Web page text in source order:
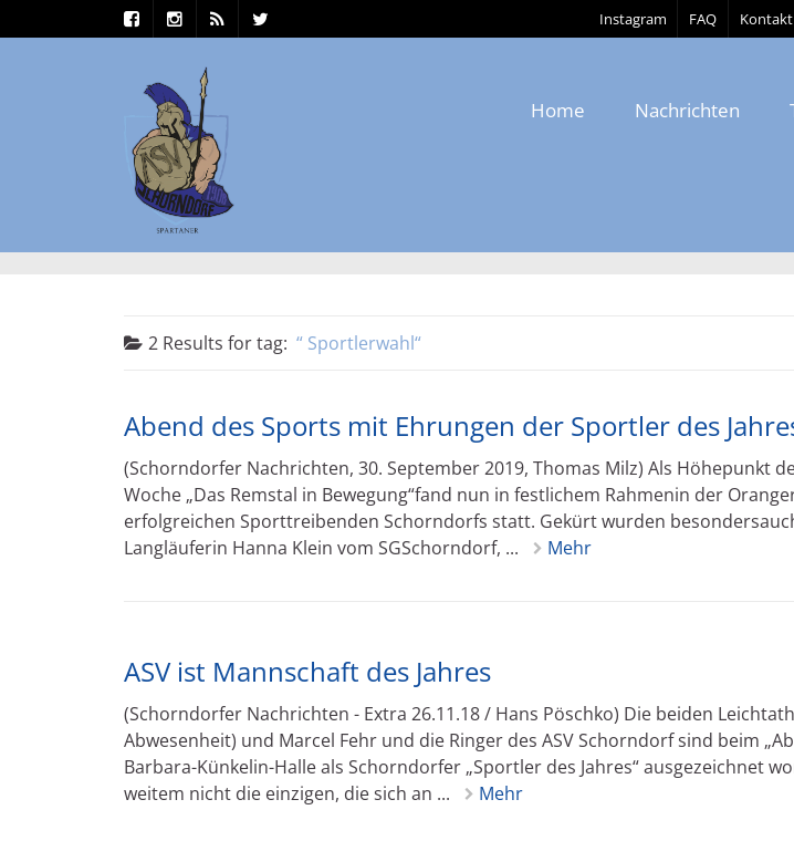
Instagram FAQ Kontakt
Home Nachrichten
2 Results fortag: Sportlerwahl
Abend des Sports mit Ehrungen der Sportler des
(Schorndorfer Nachrichten, 30. September 2019, Thomas Milz) Als Höhepunkt
Woche „Das Remstal in Bewegung“fand nun in festlichem Rahmenin der
erfolgreichen Sporttreibenden Schorndorfs statt. Gekürt wurden
Langläuferin Hanna Klein vom SGSchorndorf, ...
Mehr
ASV ist Mannschaft des Jahres
(Schorndorfer Nachrichten - Extra 26.11.18 / Hans Pöschko) Die beiden
Abwesenheit) und Marcel Fehr und die Ringer des ASV Schorndorf sind beim
Barbara-Künkelin-Halle als Schorndorfer „Sportler des Jahres“ ausgezeichnet
weitem nicht die einzigen, die sich an ...
Mehr